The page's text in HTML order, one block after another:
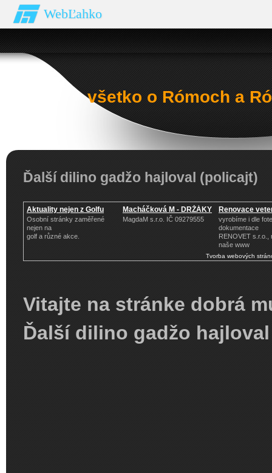
WebĽahko
všetko o Rómoch a
Ďalší dilino gadžo hajloval (policajt)
Aktuality nejen z Golfu
Osobní stránky zaměřené
nejen na
golf a různé akce.
Macháčková M - DRŽÁKY
MagdaM s.r.o. IČ 09279555
Renovace
vyrobíme i dle
dokumentace
RENOVET s.r.o.,
naše www
Tvorba webových
Vitajte na stránke dobrá
Ďalší dilino gadžo